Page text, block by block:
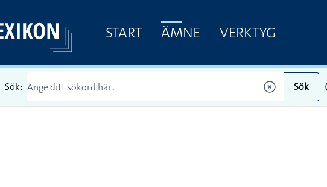
START ÄMNE VERKTYG
Sök: Sök